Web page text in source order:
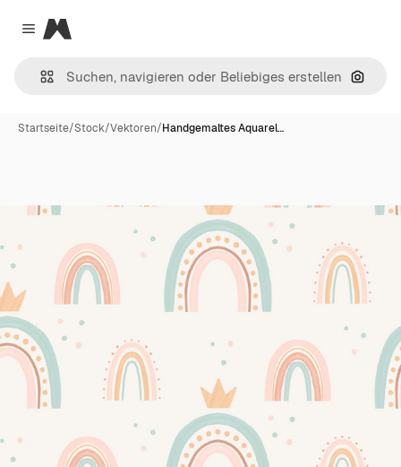
Close menu
Magnific
Nach
Startseite/Stock/Vektoren/Handgemaltes Aquarel…